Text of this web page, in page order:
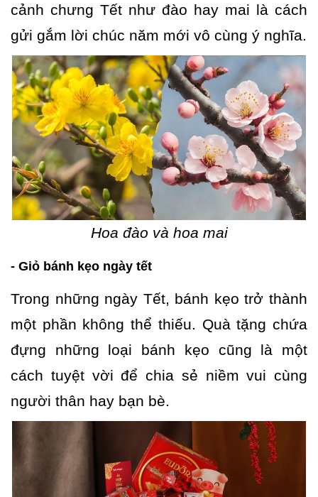
cảnh chưng Tết như đào hay mai là cách
gửi gắm lời chúc năm mới vô cùng ý nghĩa.
Hoa đào và hoa mai
- Giỏ bánh kẹo ngày tết
Trong những ngày Tết, bánh kẹo trở thành
một phần không thể thiếu. Quà tặng chứa
đựng những loại bánh kẹo cũng là một
cách tuyệt vời để chia sẻ niềm vui cùng
người thân hay bạn bè.